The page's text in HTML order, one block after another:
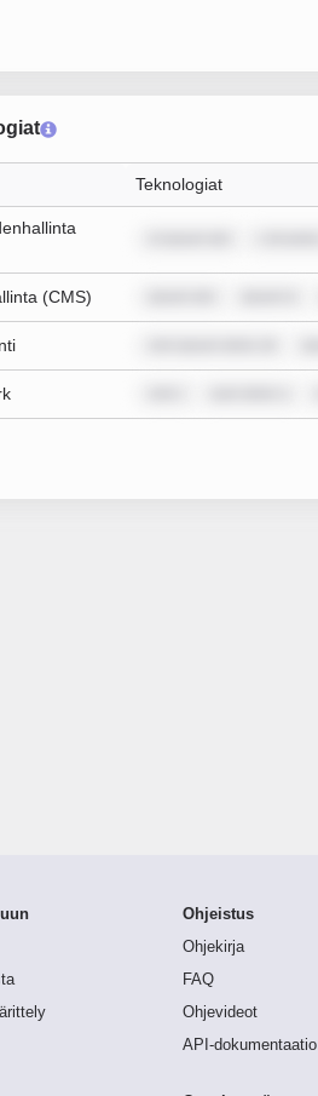
Teknologiat
(CMS)
Ohjeistus
Ohjekirja
FAQ
Ohjevideot
API-dokumentaatio